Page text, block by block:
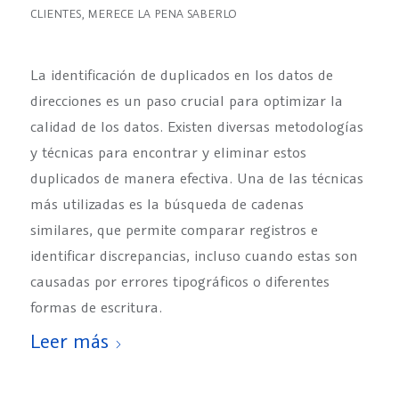
CLIENTES, MERECE LA PENA SABERLO
La identificación de duplicados en los datos de
direcciones es un paso crucial para optimizar la
calidad de los datos. Existen diversas metodologías
y técnicas para encontrar y eliminar estos
duplicados de manera efectiva. Una de las técnicas
más utilizadas es la búsqueda de cadenas
similares, que permite comparar registros e
identificar discrepancias, incluso cuando estas son
causadas por errores tipográficos o diferentes
formas de escritura.
Leer más